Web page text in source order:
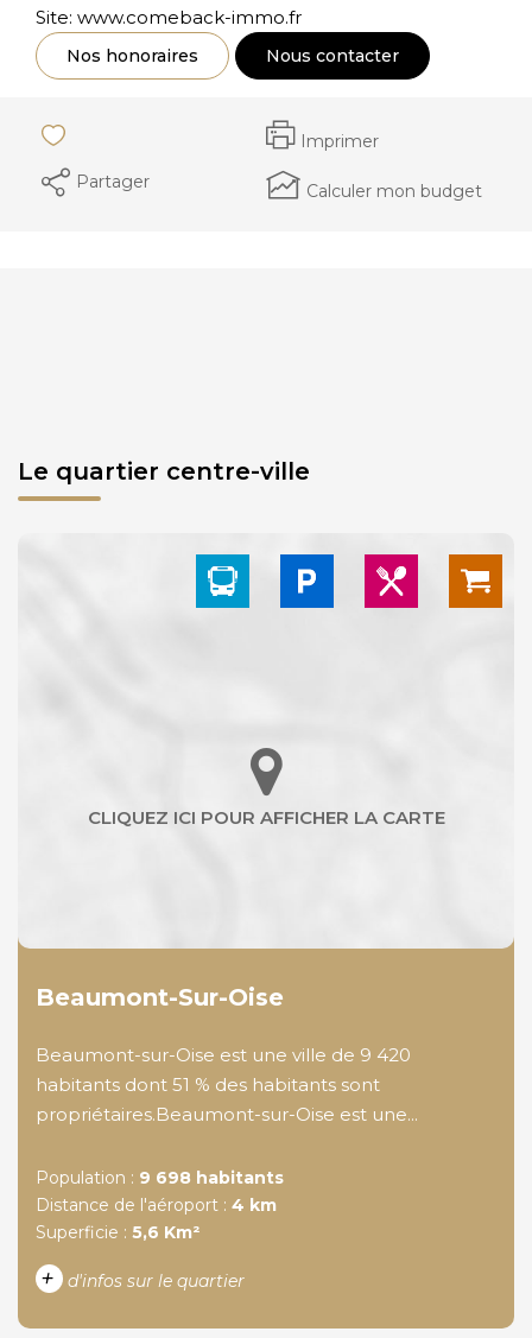
Site: www.comeback-immo.fr
Nos honoraires Nous contacter
Imprimer
Partager
Calculer mon budget
Le quartier centre-ville
Beaumont-Sur-Oise
Beaumont-sur-Oise est une ville de 9 420
habitants dont 51 % des habitants sont
propriétaires.Beaumont-sur-Oise est une...
Population : 9 698 habitants
Distance de l'aéroport : 4 km
Superficie : 5,6 Km²
+ d'infos sur le quartier